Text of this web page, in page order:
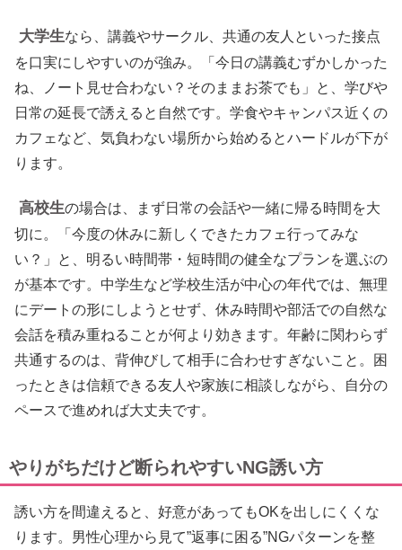
大学生なら、講義やサークル、共通の友人といった接点
を口実にしやすいのが強み。「今日の講義むずかしかった
ね、ノート見せ合わない？そのままお茶でも」と、学びや
日常の延長で誘えると自然です。学食やキャンパス近くの
カフェなど、気負わない場所から始めるとハードルが下が
ります。
高校生の場合は、まず日常の会話や一緒に帰る時間を大
切に。「今度の休みに新しくできたカフェ行ってみな
い？」と、明るい時間帯・短時間の健全なプランを選ぶの
が基本です。中学生など学校生活が中心の年代では、無理
にデートの形にしようとせず、休み時間や部活での自然な
会話を積み重ねることが何より効きます。年齢に関わらず
共通するのは、背伸びして相手に合わせすぎないこと。困
ったときは信頼できる友人や家族に相談しながら、自分の
ペースで進めれば大丈夫です。
やりがちだけど断られやすいNG誘い方
誘い方を間違えると、好意があってもOKを出しにくくな
ります。男性心理から見て”返事に困る”NGパターンを整